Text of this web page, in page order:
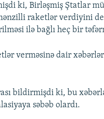
ki, Birləşmiş Ştatlar
raketlər verdiyini
ilə bağlı heç bir
verməsinə dair
bildirmişdi ki, bu
səbəb olardı.